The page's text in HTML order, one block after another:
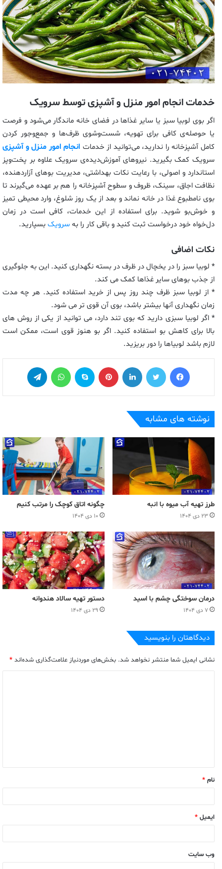
خدمات انجام امور منزل و آشپزی توسط سرویک
اگر بوی لوبیا سبز یا سایر غذاها در فضای خانه ماندگار می‌شود و فرصت
یا حوصله‌ی کافی برای تهویه، شست‌وشوی ظرف‌ها و جمع‌وجور کردن
کامل آشپزخانه را ندارید، می‌توانید از خدمات انجام امور منزل و آشپزی
سرویک کمک بگیرید. نیروهای آموزش‌دیده‌ی سرویک علاوه بر پخت‌وپز
استاندارد و اصولی، با رعایت نکات بهداشتی، مدیریت بوهای آزاردهنده،
نظافت اجاق، سینک، ظروف و سطوح آشپزخانه را هم بر عهده می‌گیرند تا
بوی نامطبوع غذا در خانه نماند و بعد از یک روز شلوغ، وارد محیطی تمیز
و خوش‌بو شوید. برای استفاده از این خدمات، کافی است در زمان
دل‌خواه خود درخواست ثبت کنید و باقی کار را بهسرویکبسپارید.
نکات اضافی
* لوبیا سبز را در یخچال در ظرف در بسته نگهداری کنید. این به جلوگیری
از جذب بوهای سایر غذاها کمک می کند.
* از لوبیا سبز ظرف چند روز پس از خرید استفاده کنید. هر چه مدت
زمان نگهداری آنها بیشتر باشد، بوی آن قوی تر می شود.
* اگر لوبیا سبزی دارید که بوی تند دارد، می توانید از یکی از روش های
بالا برای کاهش بو استفاده کنید. اگر بو هنوز قوی است، ممکن است
لازم باشد لوبیاها را دور بریزید.
فیس بوک توییتر لینکدین ‫پین‌ترست اسکایپ
نوشته های مشابه
طرز تهیه آب میوه با انبه
۲۳ دی ۱۴۰۴
چگونه اتاق کوچک را مرتب کنیم
۱۰ دی ۱۴۰۴
درمان سوختگی چشم با اسید
۷ دی ۱۴۰۴
دستور تهیه سالاد هندوانه
۲۹ دی ۱۴۰۴
دیدگاهتان را بنویسید
نشانی ایمیل شما منتشر نخواهد شد. بخش‌های موردنیاز علامت‌گذاری شده‌اند *
نام *
ایمیل *
وب‌ سایت